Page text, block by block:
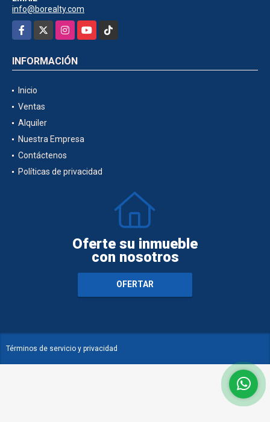
info@borealty.com
Facebook
InstagramYouTubeTikTok
INFORMACIÓN
Inicio
Ventas
Alquiler
Nuestra Empresa
Contáctenos
Políticas de privacidad
Oferte su inmueble
con nosotros
OFERTAR
Términos de servicio y privacidad